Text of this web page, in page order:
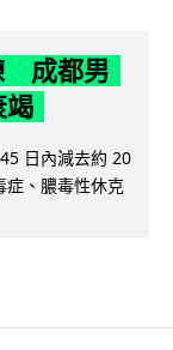
成都男
竭
日內減去約 20
症、膿毒性休克